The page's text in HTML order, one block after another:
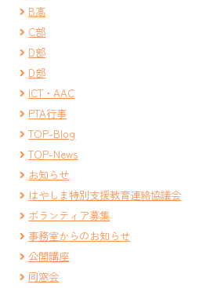
B高
C部
D部
D部
ICT・AAC
PTA行事
TOP-Blog
TOP-News
お知らせ
はやしま特別支援教育連絡協議会
ボランティア募集
事務室からのお知らせ
公開講座
同窓会